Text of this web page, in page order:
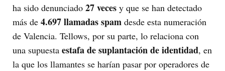
ha sido denunciado 27 veces y que se han detectado
más de 4.697 llamadas spam desde esta numeración
de Valencia. Tellows, por su parte, lo relaciona con
una supuesta estafa de suplantación de identidad, en
la que los llamantes se harían pasar por operadores de